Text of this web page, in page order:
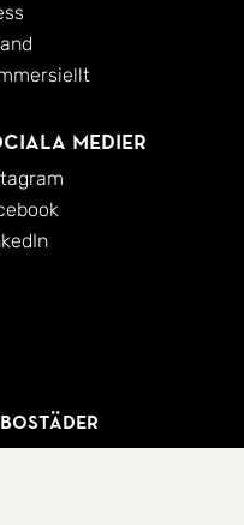
bostäder
medier